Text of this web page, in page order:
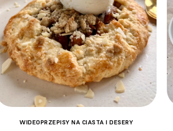
WIDEOPRZEPISY NA CIASTA I DESERY